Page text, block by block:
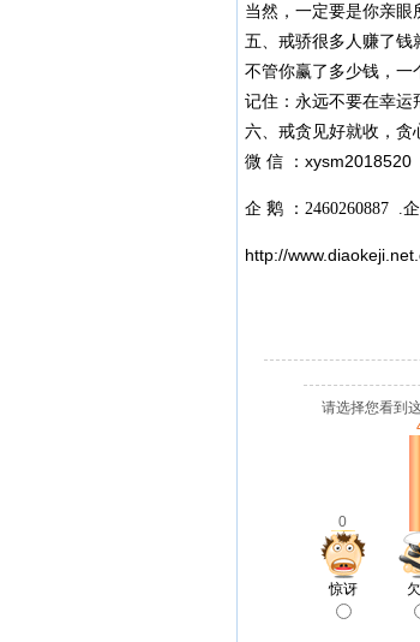
当然，一定要是你亲眼
五、戒骄很多人赚了钱
不管你赢了多少钱，一
记住：永远不要在幸运
六、戒贪见好就收，贪
微 信 ：xysm2018520
企 鹅 ：2460260887 .
http://
请选择您看到
0
惊讶